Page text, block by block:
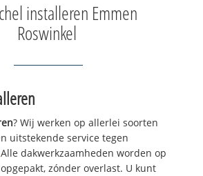
installeren Emmen
Roswinkel
? Wij werken op allerlei soorten
uitstekende service tegen
dakwerkzaamheden worden op
zónder overlast. U kunt